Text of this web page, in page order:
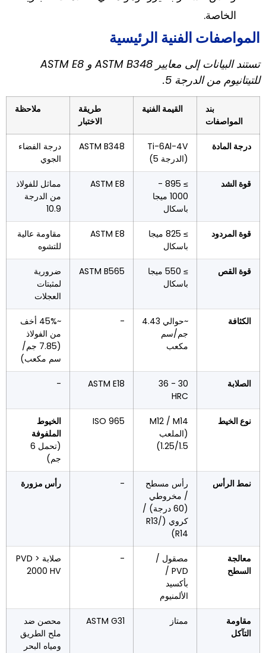
الخاصة.
المواصفات الفنية الرئيسية
تستند البيانات إلى معايير ASTM B348 و ASTM E8
للتيتانيوم من الدرجة 5.
بند
المواصفات
القيمة الفنية
طريقة
الاختبار
ملاحظة
درجة المادة
Ti-6Al-4V
(الدرجة 5)
ASTM B348
درجة الفضاء
الجوي
قوة الشد
≥ 895 -
1000 ميجا
باسكال
ASTM E8
مماثل للفولاذ
من الدرجة
10.9
قوة المردود
≥ 825 ميجا
باسكال
ASTM E8
مقاومة عالية
للتشوه
قوة القص
≥ 550 ميجا
باسكال
ASTM B565
ضرورية
لمثبتات
العجلات
الكثافة
~حوالي 4.43
جم/سم
مكعب
-
~45% أخف
من الفولاذ
(7.85 جم/
سم مكعب)
الصلابة
30 - 36
HRC
ASTM E18
-
نوع الخيط
M12 / M14
(الملعب
1.25/1.5)
ISO 965
الخيوط
الملفوفة
(تحمل 6
جم)
نمط الرأس
رأس مسطح
/ مخروطي
(60 درجة) /
كروي (R13/
R14)
- رأس مزورة
معالجة
السطح
مصقول /
PVD /
بأكسيد
الألمنيوم
-
صلابة PVD >
2000 HV
مقاومة
التآكل
ممتاز ASTM G31
محصن ضد
ملح الطريق
ومياه البحر